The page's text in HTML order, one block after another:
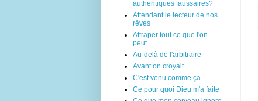
authentiques faussaires?
Attendant le lecteur de nos
rêves
Attraper tout ce que l'on
peut...
Au-delà de l'arbitraire
Avant on croyait
C'est venu comme ça
Ce pour quoi Dieu m'a faite